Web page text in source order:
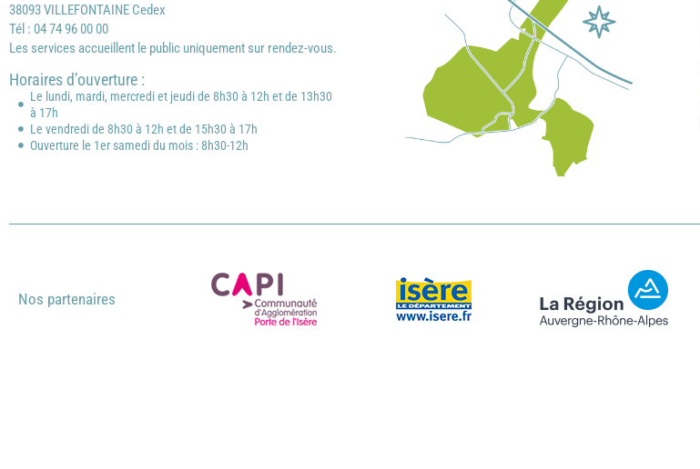
38093 VILLEFONTAINE Cedex
Tél : 04 74 96 00 00
Les services accueillent le public uniquement sur rendez-vous.
Horaires d’ouverture :
Le lundi, mardi, mercredi et jeudi de 8h30 à 12h et de 13h30
à 17h
Le vendredi de 8h30 à 12h et de 15h30 à 17h
Ouverture le 1er samedi du mois : 8h30-12h
Nos partenaires